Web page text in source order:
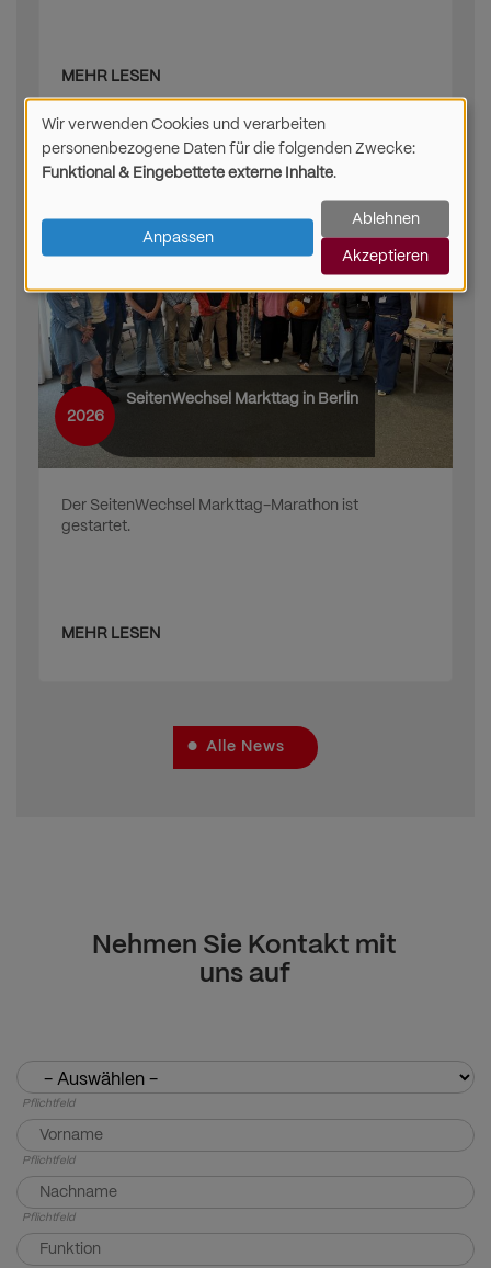
MEHR LESEN
2026
SeitenWechsel Markttag in Berlin
Der SeitenWechsel Markttag-Marathon ist
gestartet.
MEHR LESEN
Alle News
Nehmen Sie Kontakt mit
uns auf
Pflichtfeld
Pflichtfeld
Pflichtfeld
Verwendung
personenbezogenen
Daten
und
Cookies
Wir verwenden Cookies und verarbeiten
personenbezogene Daten für die folgenden Zwecke:
Funktional & Eingebettete externe Inhalte.
Anpassen
Ablehnen
Akzeptieren